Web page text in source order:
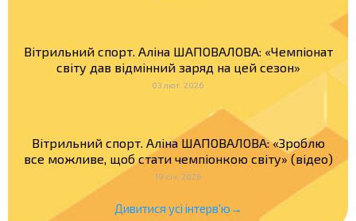
Вітрильний спорт. Аліна ШАПОВАЛОВА: «Чемпіонат
світу дав відмінний заряд на цей сезон»
03 лют. 2026
Вітрильний спорт. Аліна ШАПОВАЛОВА: «Зроблю
все можливе, щоб стати чемпіонкою світу» (відео)
19 січ. 2026
Дивитися усі інтерв'ю→